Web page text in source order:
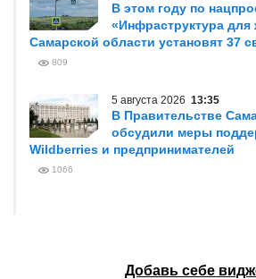
В этом году по
«Инфраструктура для
Самарской области установят 37
809
5 августа 2026 13:35
В Правительстве
обсудили меры
Wildberries и предпринимателей
1066
Добавь себе